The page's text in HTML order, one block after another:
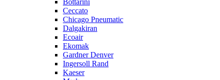
Bottarini
Ceccato
Chicago Pneumatic
Dalgakiran
Ecoair
Ekomak
Gardner Denver
Ingersoll Rand
Kaeser